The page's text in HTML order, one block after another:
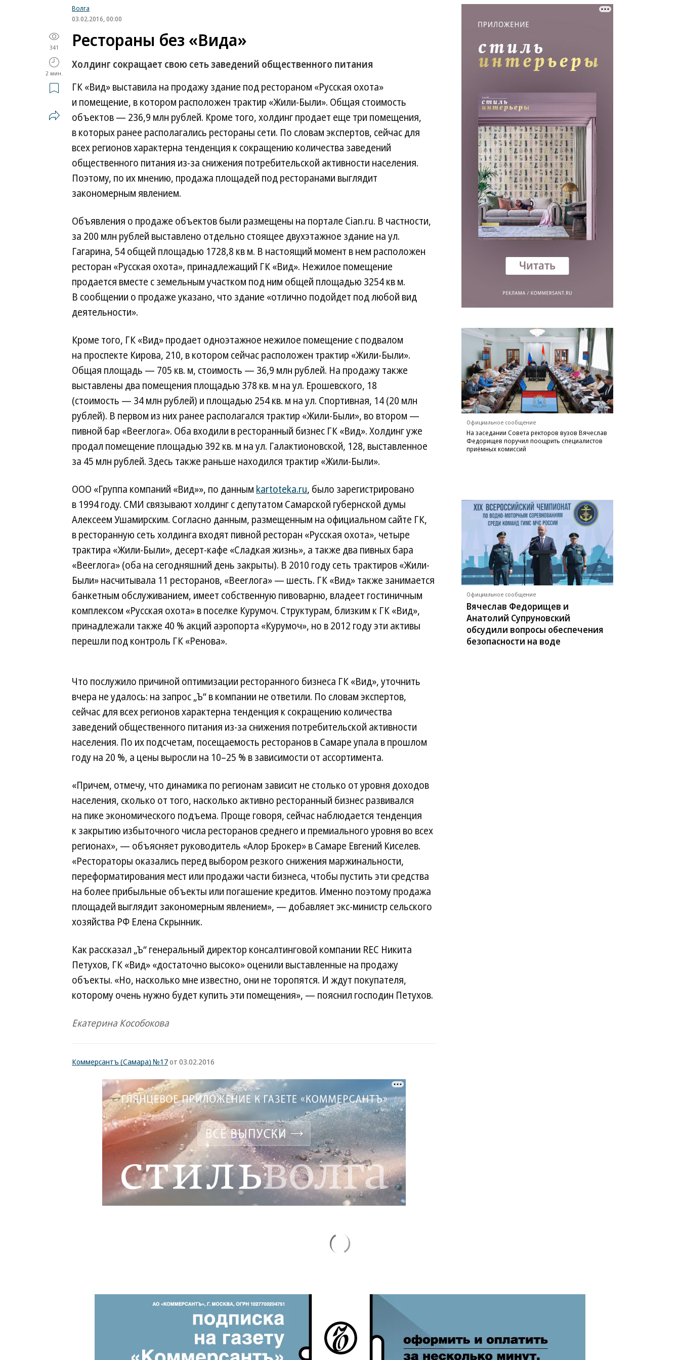
Волга
03.02.2016, 00:00
341
2 мин.
Рестораны без «Вида»
Холдинг сокращает свою сеть заведений общественного питания
ГК «Вид» выставила на продажу здание под рестораном «Русская охота»
и помещение, в котором расположен трактир «Жили-Были». Общая стоимость
объектов — 236,9 млн рублей. Кроме того, холдинг продает еще три помещения,
в которых ранее располагались рестораны сети. По словам экспертов, сейчас для
всех регионов характерна тенденция к сокращению количества заведений
общественного питания из-за снижения потребительской активности населения.
Поэтому, по их мнению, продажа площадей под ресторанами выглядит
закономерным явлением.
Объявления о продаже объектов были размещены на портале Cian.ru. В частности,
за 200 млн рублей выставлено отдельно стоящее двухэтажное здание на ул.
Гагарина, 54 общей площадью 1728,8 кв м. В настоящий момент в нем расположен
ресторан «Русская охота», принадлежащий ГК «Вид». Нежилое помещение
продается вместе с земельным участком под ним общей площадью 3254 кв м.
В сообщении о продаже указано, что здание «отлично подойдет под любой вид
деятельности».
Кроме того, ГК «Вид» продает одноэтажное нежилое помещение с подвалом
на проспекте Кирова, 210, в котором сейчас расположен трактир «Жили-Были».
Общая площадь — 705 кв. м, стоимость — 36,9 млн рублей. На продажу также
выставлены два помещения площадью 378 кв. м на ул. Ерошевского, 18
(стоимость — 34 млн рублей) и площадью 254 кв. м на ул. Спортивная, 14 (20 млн
рублей). В первом из них ранее располагался трактир «Жили-Были», во втором —
пивной бар «Beerлога». Оба входили в ресторанный бизнес ГК «Вид». Холдинг уже
продал помещение площадью 392 кв. м на ул. Галактионовской, 128, выставленное
за 45 млн рублей. Здесь также раньше находился трактир «Жили-Были».
ООО «Группа компаний «Вид»», по данным kartoteka.ru, было зарегистрировано
в 1994 году. СМИ связывают холдинг с депутатом Самарской губернской думы
Алексеем Ушамирским. Согласно данным, размещенным на официальном сайте ГК,
в ресторанную сеть холдинга входят пивной ресторан «Русская охота», четыре
трактира «Жили-Были», десерт-кафе «Сладкая жизнь», а также два пивных бара
«Beerлога» (оба на сегодняшний день закрыты). В 2010 году сеть трактиров «Жили-
Были» насчитывала 11 ресторанов, «Beerлога» — шесть. ГК «Вид» также занимается
банкетным обслуживанием, имеет собственную пивоварню, владеет гостиничным
комплексом «Русская охота» в поселке Курумоч. Структурам, близким к ГК «Вид»,
принадлежали также 40 % акций аэропорта «Курумоч», но в 2012 году эти активы
перешли под контроль ГК «Ренова».
Что послужило причиной оптимизации ресторанного бизнеса ГК «Вид», уточнить
вчера не удалось: на запрос „Ъ“ в компании не ответили. По словам экспертов,
сейчас для всех регионов характерна тенденция к сокращению количества
заведений общественного питания из-за снижения потребительской активности
населения. По их подсчетам, посещаемость ресторанов в Самаре упала в прошлом
году на 20 %, а цены выросли на 10–25 % в зависимости от ассортимента.
«Причем, отмечу, что динамика по регионам зависит не столько от уровня доходов
населения, сколько от того, насколько активно ресторанный бизнес развивался
на пике экономического подъема. Проще говоря, сейчас наблюдается тенденция
к закрытию избыточного числа ресторанов среднего и премиального уровня во всех
регионах», — объясняет руководитель «Алор Брокер» в Самаре Евгений Киселев.
«Рестораторы оказались перед выбором резкого снижения маржинальности,
переформатирования мест или продажи части бизнеса, чтобы пустить эти средства
на более прибыльные объекты или погашение кредитов. Именно поэтому продажа
площадей выглядит закономерным явлением», — добавляет экс-министр сельского
хозяйства РФ Елена Скрынник.
Как рассказал „Ъ“ генеральный директор консалтинговой компании REC Никита
Петухов, ГК «Вид» «достаточно высоко» оценили выставленные на продажу
объекты. «Но, насколько мне известно, они не торопятся. И ждут покупателя,
которому очень нужно будет купить эти помещения», — пояснил господин Петухов.
Екатерина Кособокова
Коммерсантъ (Самара) №17от 03.02.2016
Официальное сообщение
На заседании Совета ректоров вузов Вячеслав
Федорищев поручил поощрить специалистов
приёмных комиссий
Официальное сообщение
Вячеслав Федорищев и
Анатолий Супруновский
обсудили вопросы обеспечения
безопасности на воде